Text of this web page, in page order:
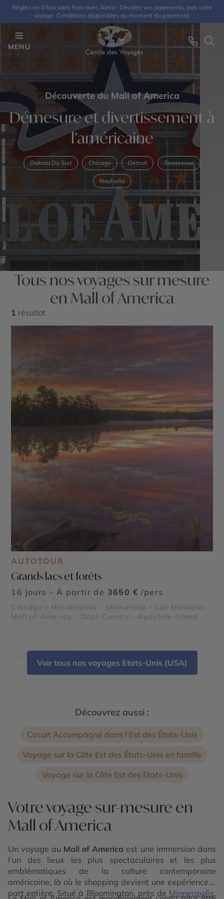
Réglez en 4 fois sans frais avec Alma : Décalez vos paiements, pas votre
voyage. Conditions disponibles au moment du paiement.
MENU
Découverte du Mall of America
Démesure et divertissement à
l’américaine
Dakota Du Sud Chicago Détroit Tennessee
Nashville
Tous nos voyages sur mesure
en Mall of America
1 résultat
AUTOTOUR
Grands lacs et forêts
16 jours - À partir de 3650 € /pers
Chicago - Minneapolis - Minnesota - Lac Michigan -
Mall of America - Door County - Apostole Island
Voir tous nos voyages Etats-Unis (USA)
Découvrez aussi :
Circuit Accompagné dans l’Est des États-Unis
Voyage sur la Côte Est des États-Unis en famille
Voyage sur la Côte Est des Etats-Unis
Votre voyage sur-mesure en
Mall of America
Un voyage au Mall of America est une immersion dans
l’un des lieux les plus spectaculaires et les plus
emblématiques de la culture contemporaine
américaine, là où le shopping devient une expérience à
part entière. Situé à Bloomington, près de Minneapolis,